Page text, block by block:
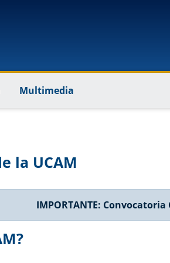
Multimedia
la UCAM
IMPORTANTE: Convocatoria